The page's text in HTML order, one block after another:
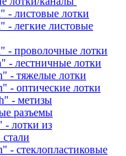
- листовые лотки
- легкие листовые
- проволочные лотки
- лестничные лотки
- тяжелые лотки
- оптические лотки
- метизы
разъемы
- лотки из
- стеклопластиковые